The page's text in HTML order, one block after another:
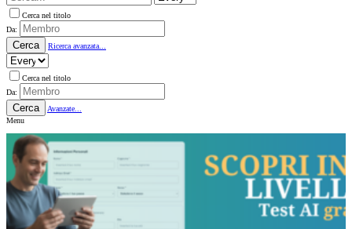
Cerca nel titolo
Da:
Cerca Ricerca avanzata...
Cerca nel titolo
Da:
Cerca
Avanzate...
Menu